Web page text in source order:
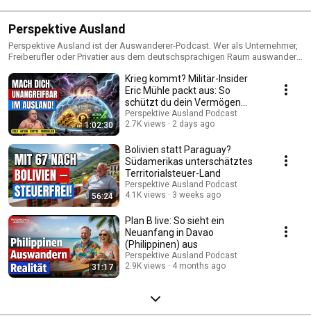
Perspektive Ausland
Perspektive Ausland ist der Auswanderer-Podcast. Wer als Unternehmer,
Freiberufler oder Privatier aus dem deutschsprachigen Raum auswandern
rechtliche Fragen. Länderauswahl, internationales Steuerrecht,
Firmengründung im Ausland, Wegzugsteuer, Visa, Kapitalanlagen und
Vermögensschutz - das sind nur einige der Themen, mit denen man sich
jetzt auseinandersetzen muss. Perspektive Ausland ist der
deutschsprachige Podcast aus London für Auswanderer der sich genau
mit solchen Fragestellungen beschäftigt. Ganz egal, was deine
Motivation für die Auswanderung ist - weniger Steuern, mehr Freiheit oder
höhere Lebensqualität - hier bist du richtig. Deine Podcast Hosts
Sebastian Sauerborn und Daniel bereiten mit ihren interessanten Gästen
die wichtigsten Informationen zum Thema Wohnsitzverlagerung ins
Ausland verständlich auf.
1:02:30
Krieg kommt? Militär-Insider
Eric Mühle packt aus: So
schützt du dein Vermögen
(Plan B)
Perspektive Ausland Podcast
2.7K views
2 days ago
56:24
Bolivien statt Paraguay?
Südamerikas unterschätztes
Territorialsteuer-Land
Perspektive Ausland Podcast
4.1K views
3 weeks ago
31:17
Plan B live: So sieht ein
Neuanfang in Davao
(Philippinen) aus
Perspektive Ausland Podcast
2.9K views
4 months ago